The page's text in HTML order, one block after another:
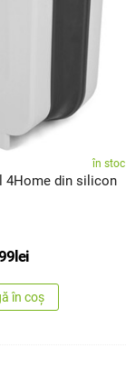
în stoc
4Home din silicon
lei
în coș